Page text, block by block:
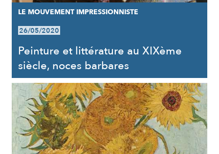
LE MOUVEMENT IMPRESSIONNISTE
26/05/2020
Peinture et littérature au XIXème
siècle, noces barbares